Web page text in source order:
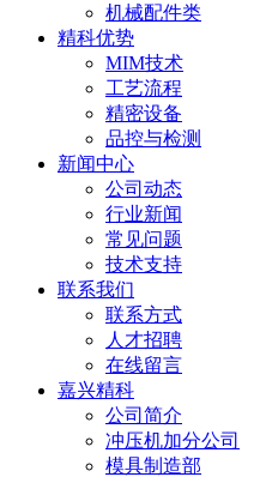
机械配件类
精科优势
MIM技术
工艺流程
精密设备
品控与检测
新闻中心
公司动态
行业新闻
常见问题
技术支持
联系我们
联系方式
人才招聘
在线留言
嘉兴精科
公司简介
冲压机加分公司
模具制造部